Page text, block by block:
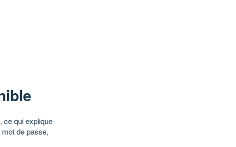
ce qui explique
de passe,